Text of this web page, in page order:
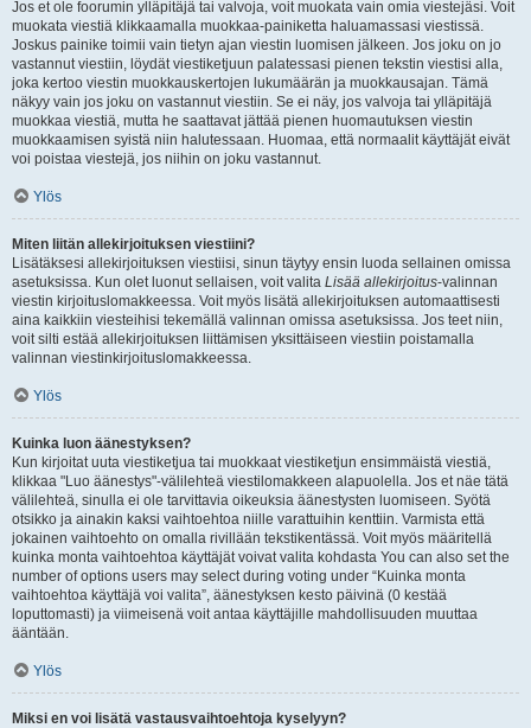
Jos et ole foorumin ylläpitäjä tai valvoja, voit muokata vain omia viestejäsi. Voit
muokata viestiä klikkaamalla muokkaa-painiketta haluamassasi viestissä.
Joskus painike toimii vain tietyn ajan viestin luomisen jälkeen. Jos joku on jo
vastannut viestiin, löydät viestiketjuun palatessasi pienen tekstin viestisi alla,
joka kertoo viestin muokkauskertojen lukumäärän ja muokkausajan. Tämä
näkyy vain jos joku on vastannut viestiin. Se ei näy, jos valvoja tai ylläpitäjä
muokkaa viestiä, mutta he saattavat jättää pienen huomautuksen viestin
muokkaamisen syistä niin halutessaan. Huomaa, että normaalit käyttäjät eivät
voi poistaa viestejä, jos niihin on joku vastannut.
Ylös
Miten liitän allekirjoituksen viestiini?
Lisätäksesi allekirjoituksen viestiisi, sinun täytyy ensin luoda sellainen omissa
asetuksissa. Kun olet luonut sellaisen, voit valita Lisää allekirjoitus-valinnan
viestin kirjoituslomakkeessa. Voit myös lisätä allekirjoituksen automaattisesti
aina kaikkiin viesteihisi tekemällä valinnan omissa asetuksissa. Jos teet niin,
voit silti estää allekirjoituksen liittämisen yksittäiseen viestiin poistamalla
valinnan viestinkirjoituslomakkeessa.
Ylös
Kuinka luon äänestyksen?
Kun kirjoitat uuta viestiketjua tai muokkaat viestiketjun ensimmäistä viestiä,
klikkaa "Luo äänestys"-välilehteä viestilomakkeen alapuolella. Jos et näe tätä
välilehteä, sinulla ei ole tarvittavia oikeuksia äänestysten luomiseen. Syötä
otsikko ja ainakin kaksi vaihtoehtoa niille varattuihin kenttiin. Varmista että
jokainen vaihtoehto on omalla rivillään tekstikentässä. Voit myös määritellä
kuinka monta vaihtoehtoa käyttäjät voivat valita kohdasta You can also set the
number of options users may select during voting under “Kuinka monta
vaihtoehtoa käyttäjä voi valita”, äänestyksen kesto päivinä (0 kestää
loputtomasti) ja viimeisenä voit antaa käyttäjille mahdollisuuden muuttaa
ääntään.
Ylös
Miksi en voi lisätä vastausvaihtoehtoja kyselyyn?